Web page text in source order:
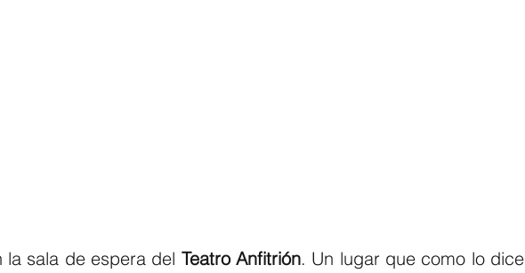
la sala de espera del Teatro Anfitrión. Un lugar que como lo dice